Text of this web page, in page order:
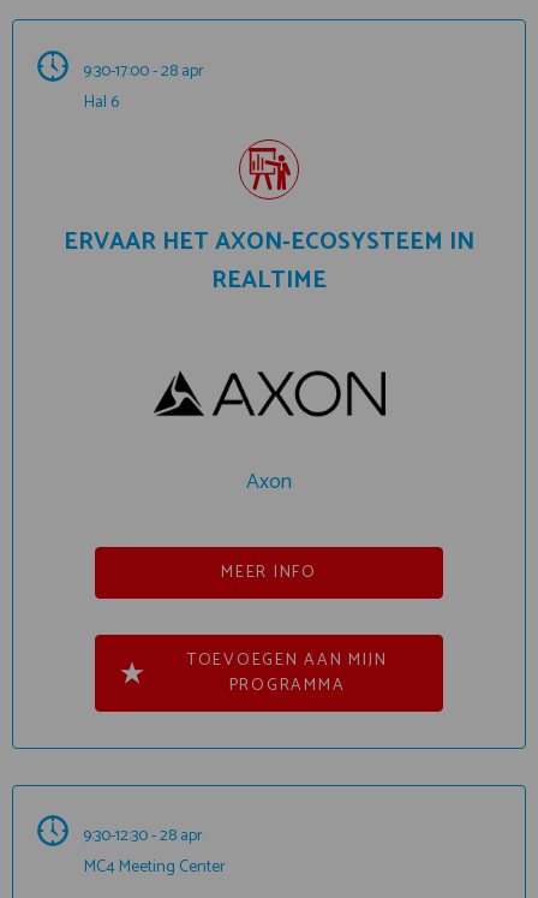
9:30-17:00 - 28 apr
Hal 6
ERVAAR HET AXON-ECOSYSTEEM IN
REALTIME
Axon
MEER INFO
TOEVOEGEN AAN MIJN
PROGRAMMA
9:30-12:30 - 28 apr
MC4 Meeting Center